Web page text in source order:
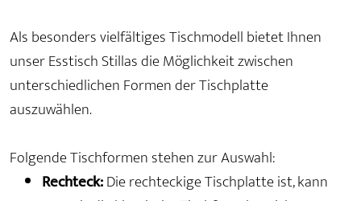
Als besonders vielfältiges Tischmodell bietet Ihnen
unser Esstisch Stillas die Möglichkeit zwischen
unterschiedlichen Formen der Tischplatte
auszuwählen.
Folgende Tischformen stehen zur Auswahl:
Rechteck:Die rechteckige Tischplatte ist, kann